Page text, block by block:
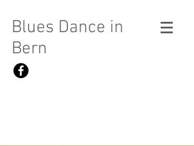
Blues Dance in
Bern